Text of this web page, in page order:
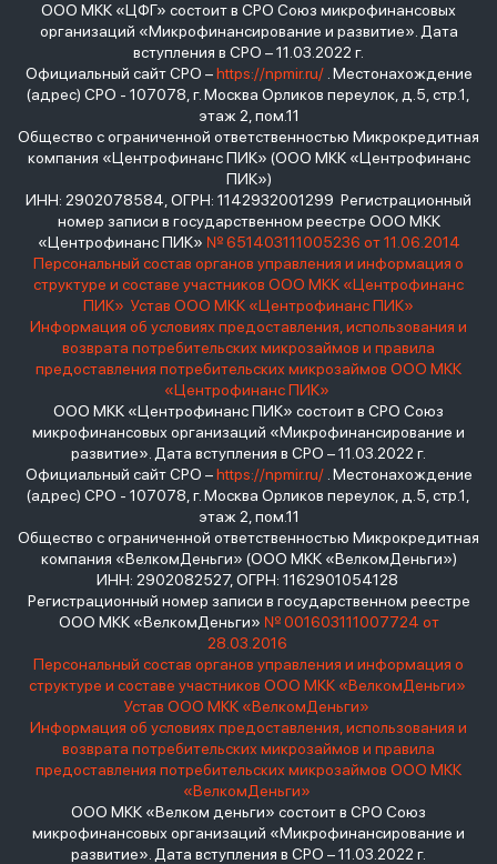
ООО МКК «ЦФГ» состоит в СРО Союз микрофинансовых
организаций «Микрофинансирование и развитие». Дата
вступления в СРО – 11.03.2022 г.
Официальный сайт СРО –https://npmir.ru/. Местонахождение
(адрес) СРО - 107078, г. Москва Орликов переулок, д.5, стр.1,
этаж 2, пом.11
Общество с ограниченной ответственностью Микрокредитная
компания «Центрофинанс ПИК» (ООО МКК «Центрофинанс
ПИК»)
ИНН: 2902078584, ОГРН: 1142932001299 Регистрационный
номер записи в государственном реестре ООО МКК
«Центрофинанс ПИК» № 651403111005236 от 11.06.2014
Персональный состав органов управления и информация о
структуре и составе участников ООО МКК «Центрофинанс
ПИК» Устав ООО МКК «Центрофинанс ПИК»
Информация об условиях предоставления, использования и
возврата потребительских микрозаймов и правила
предоставления потребительских микрозаймов ООО МКК
«Центрофинанс ПИК»
ООО МКК «Центрофинанс ПИК» состоит в СРО Союз
микрофинансовых организаций «Микрофинансирование и
развитие». Дата вступления в СРО – 11.03.2022 г.
Официальный сайт СРО –https://npmir.ru/. Местонахождение
(адрес) СРО - 107078, г. Москва Орликов переулок, д.5, стр.1,
этаж 2, пом.11
Общество с ограниченной ответственностью Микрокредитная
компания «ВелкомДеньги» (ООО МКК «ВелкомДеньги»)
ИНН: 2902082527, ОГРН: 1162901054128
Регистрационный номер записи в государственном реестре
ООО МКК «ВелкомДеньги» № 001603111007724 от
28.03.2016
Персональный состав органов управления и информация о
структуре и составе участников ООО МКК «ВелкомДеньги»
Устав ООО МКК «ВелкомДеньги»
Информация об условиях предоставления, использования и
возврата потребительских микрозаймов и правила
предоставления потребительских микрозаймов ООО МКК
«ВелкомДеньги»
ООО МКК «Велком деньги» состоит в СРО Союз
микрофинансовых организаций «Микрофинансирование и
развитие». Дата вступления в СРО – 11.03.2022 г.